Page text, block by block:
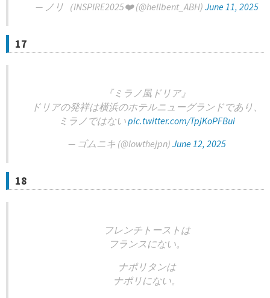
— ノリ（INSPIRE2025❤️ (@hellbent_ABH) June 11, 2025
17
『ミラノ風ドリア』
ドリアの発祥は横浜のホテルニューグランドであり、
ミラノではないpic.twitter.com/TpjKoPFBui
— ゴムニキ (@lowthejpn) June 12, 2025
18
フレンチトーストは
フランスにない。
ナポリタンは
ナポリにない。